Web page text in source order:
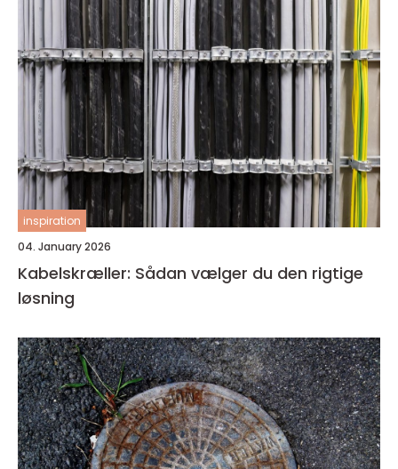
inspiration
04. January 2026
Kabelskræller: Sådan vælger du den rigtige
løsning